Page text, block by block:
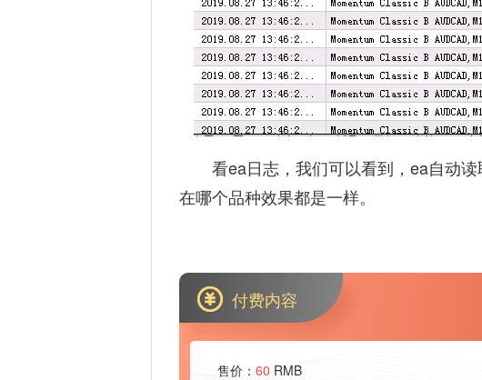
看ea日志，我们可以看到，ea自动
在哪个品种效果都是一样。
付费内容
售价：60 RMB